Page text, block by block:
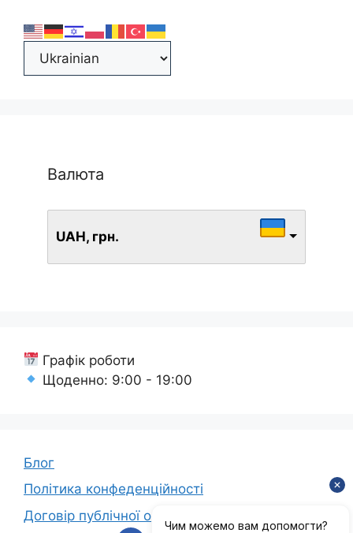
Валюта
UAH, грн.
Графік роботи
Щоденно: 9:00 - 19:00
Блог
Політика конфеденційності
Договір публічної оферти